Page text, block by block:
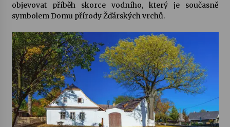
objevovat příběh skorce vodního, který je současně
symbolem Domu přírody Žďárských vrchů.